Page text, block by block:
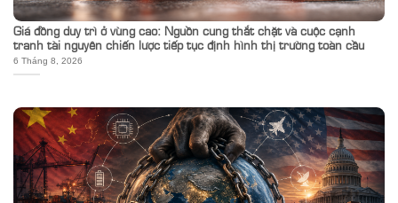
Giá đồng duy trì ở vùng cao: Nguồn cung thắt chặt và cuộc cạnh
tranh tài nguyên chiến lược tiếp tục định hình thị trường toàn cầu
6 Tháng 8, 2026